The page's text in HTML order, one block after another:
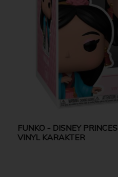
FUNKO - DISNEY
VINYL KARAKTER